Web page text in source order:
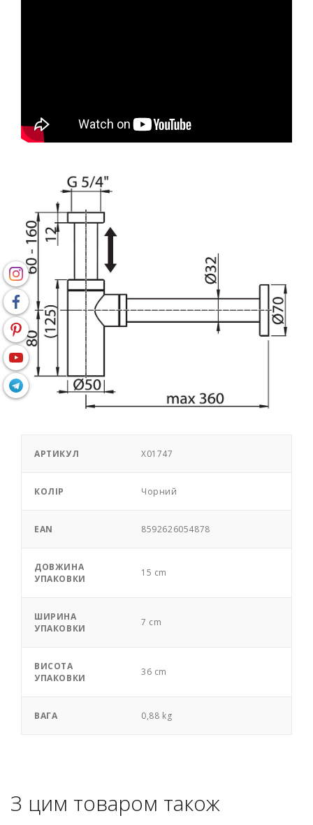
АРТИКУЛ X01747
КОЛІР Чорний
EAN 8592626054878
ДОВЖИНА
УПАКОВКИ
15 cm
ШИРИНА
УПАКОВКИ
7 cm
ВИСОТА
УПАКОВКИ
36 cm
ВАГА 0,88 kg
З цим товаром також